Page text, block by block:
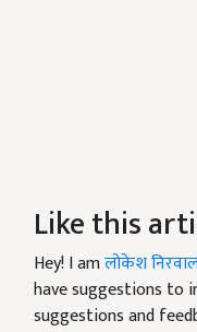
Like this
Hey! I amलोकेश
have suggestions to
suggestions and